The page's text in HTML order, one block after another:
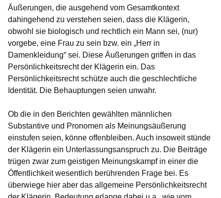
Äußerungen, die ausgehend vom Gesamtkontext
dahingehend zu verstehen seien, dass die Klägerin,
obwohl sie biologisch und rechtlich ein Mann sei, (nur)
vorgebe, eine Frau zu sein bzw. ein „Herr in
Damenkleidung“ sei. Diese Äußerungen griffen in das
Persönlichkeitsrecht der Klägerin ein. Das
Persönlichkeitsrecht schütze auch die geschlechtliche
Identität. Die Behauptungen seien unwahr.
Ob die in den Berichten gewählten männlichen
Substantive und Pronomen als Meinungsäußerung
einstufen seien, könne offenbleiben. Auch insoweit stünde
der Klägerin ein Unterlassungsanspruch zu. Die Beiträge
trügen zwar zum geistigen Meinungskampf in einer die
Öffentlichkeit wesentlich berührenden Frage bei. Es
überwiege hier aber das allgemeine Persönlichkeitsrecht